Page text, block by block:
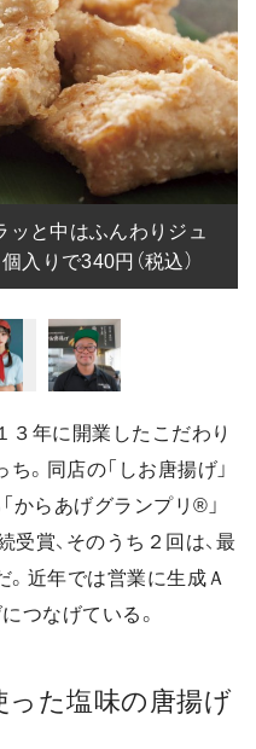
ッと中はふんわりジュ
入りで340円（税込）
３年に開業したこだわり
。同店の「しお唐揚げ」
からあげグランプリ®」
受賞、そのうち２回は、最
近年では営業に生成Ａ
つなげている。
た塩味の唐揚げ